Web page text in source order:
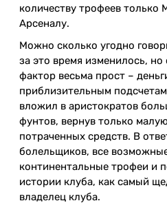
количеству трофеев
Арсеналу.
Можно сколько угодно
за это время изменилось,
фактор весьма прост –
приблизительным
вложил в аристократов
фунтов, вернув только
потраченных средств. В
болельщиков, все
континентальные трофеи и
истории клуба, как самый
владелец клуба.